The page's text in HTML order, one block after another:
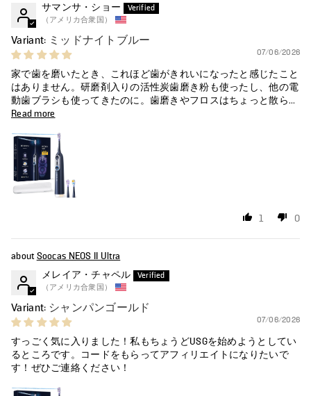
サマンサ・ショー
（アメリカ合衆国）
ミッドナイトブルー
07/06/2026
家で歯を磨いたとき、これほど歯がきれいになったと感じたこと
はありません。研磨剤入りの活性炭歯磨き粉も使ったし、他の電
動歯ブラシも使ってきたのに。歯磨きやフロスはちょっと散ら...
Read more
1 0
Soocas NEOS II Ultra
メレイア・チャペル
（アメリカ合衆国）
シャンパンゴールド
07/06/2026
すっごく気に入りました！私もちょうどUSGを始めようとしてい
るところです。コードをもらってアフィリエイトになりたいで
す！ぜひご連絡ください！